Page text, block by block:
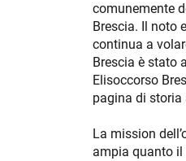
comunemente
Brescia. Il noto
continua a
Brescia è stato
Elisoccorso
pagina di
La mission
ampia quanto il